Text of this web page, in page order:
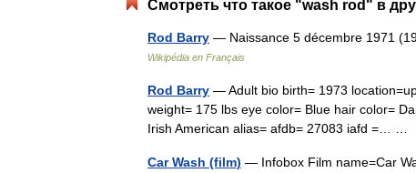
Смотреть что такое "wash rod" в
Rod Barry — Naissance 5 décembre 1971
Wikipédia en Français
Rod Barry — Adult bio birth= 1973
weight= 175 lbs eye color= Blue hair color=
Irish American alias= afdb= 27083 iafd =… …
Car Wash (film) — Infobox Film name=Car